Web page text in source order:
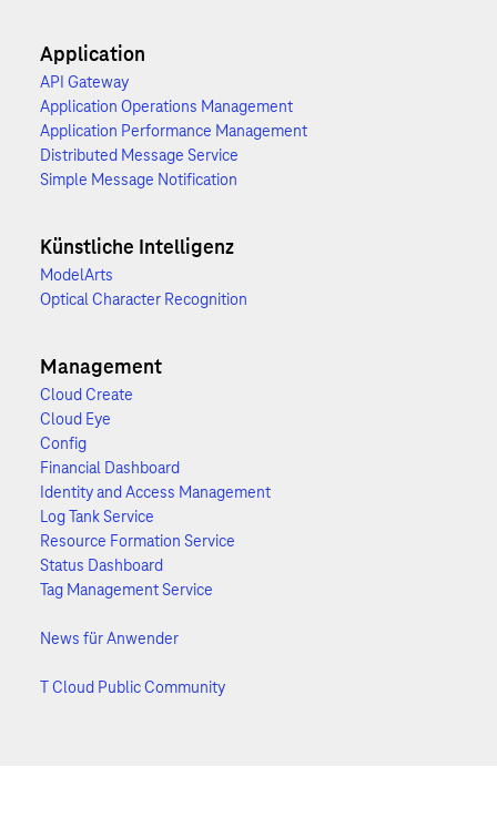
Application
API Gateway
Application Operations Management
Application Performance Management
Distributed Message Service
Simple Message Notification
Künstliche Intelligenz
ModelArts
Optical Character Recognition
Management
Cloud Create
Cloud Eye
Config
Financial Dashboard
Identity and Access Management
Log Tank Service
Resource Formation Service
Status Dashboard
Tag Management Service
News für Anwender
T Cloud Public Community